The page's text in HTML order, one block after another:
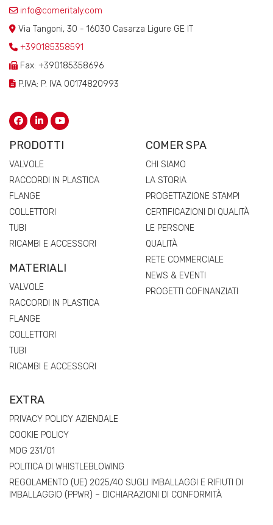
info@comeritaly.com
Via Tangoni, 30 - 16030 Casarza Ligure GE IT
+390185358591
Fax: +390185358696
P.IVA: P. IVA 00174820993
PRODOTTI
VALVOLE
RACCORDI IN PLASTICA
FLANGE
COLLETTORI
TUBI
RICAMBI E ACCESSORI
MATERIALI
VALVOLE
RACCORDI IN PLASTICA
FLANGE
COLLETTORI
TUBI
RICAMBI E ACCESSORI
COMER SPA
CHI SIAMO
LA STORIA
PROGETTAZIONE STAMPI
CERTIFICAZIONI DI QUALITÀ
LE PERSONE
QUALITÀ
RETE COMMERCIALE
NEWS & EVENTI
PROGETTI COFINANZIATI
EXTRA
PRIVACY POLICY AZIENDALE
COOKIE POLICY
MOG 231/01
POLITICA DI WHISTLEBLOWING
REGOLAMENTO (UE) 2025/40 SUGLI IMBALLAGGI E RIFIUTI DI
IMBALLAGGIO (PPWR) – DICHIARAZIONI DI CONFORMITÀ